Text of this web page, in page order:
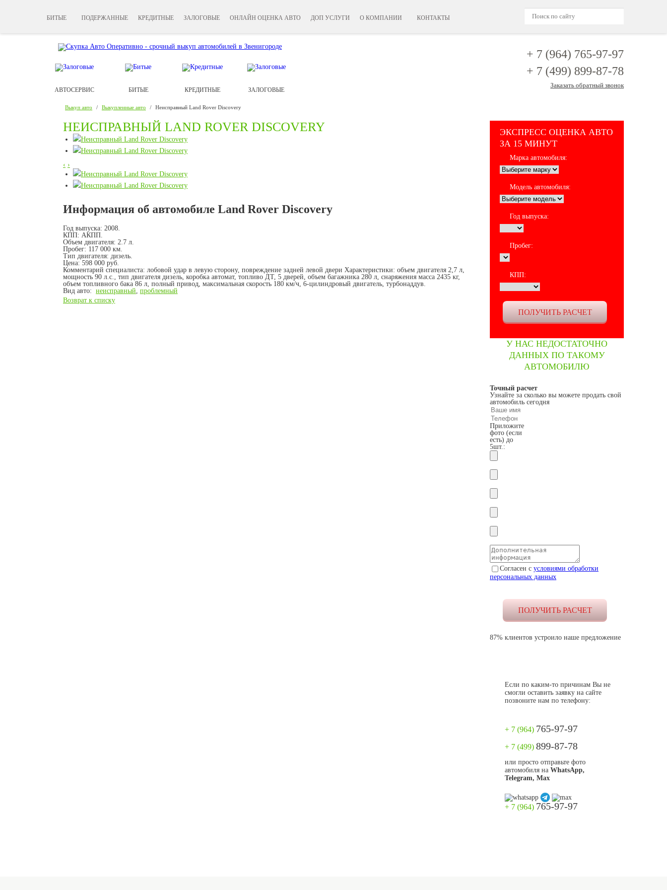
БИТЫЕ ПОДЕРЖАННЫЕ КРЕДИТНЫЕ ЗАЛОГОВЫЕ ОНЛАЙН ОЦЕНКА АВТО ДОП УСЛУГИ О КОМПАНИИ КОНТАКТЫ
+ 7 (964) 765-97-97
+ 7 (499) 899-87-78
Заказать обратный звонок
АВТОСЕРВИС БИТЫЕ КРЕДИТНЫЕ ЗАЛОГОВЫЕ
Выкуп авто / Выкупленные авто / Неисправный Land Rover Discovery
ЭКСПРЕСС ОЦЕНКА АВТО
ЗА 15 МИНУТ
Марка автомобиля:
Модель автомобиля:
Год выпуска:
Пробег:
КПП:
У НАС НЕДОСТАТОЧНО
ДАННЫХ ПО ТАКОМУ
АВТОМОБИЛЮ
Точный расчет
Узнайте за сколько вы можете продать свой
автомобиль сегодня
Приложите
фото (если
есть) до
5шт.:
Согласен с условиями обработки
персональных данных
87% клиентов устроило наше предложение
Если по каким-то причинам Вы не
смогли оставить заявку на сайте
позвоните нам по телефону:
+ 7 (964) 765-97-97
+ 7 (499) 899-87-78
или просто отправьте фото
автомобиля на WhatsApp,
Telegram, Max
+ 7 (964) 765-97-97
НЕИСПРАВНЫЙ LAND ROVER DISCOVERY
‹ ›
Информация об автомобиле Land Rover Discovery
Год выпуска: 2008.
КПП: АКПП.
Объем двигателя: 2.7 л.
Пробег: 117 000 км.
Тип двигателя: дизель.
Цена: 598 000 руб.
Комментарий специалиста: лобовой удар в левую сторону, повреждение задней левой двери Характеристики: объем двигателя 2,7 л,
мощность 90 л.с., тип двигателя дизель, коробка автомат, топливо ДТ, 5 дверей, объем багажника 280 л, снаряжения масса 2435 кг,
объем топливного бака 86 л, полный привод, максимальная скорость 180 км/ч, 6-цилиндровый двигатель, турбонаддув.
Вид авто: неисправный, проблемный
Возврат к списку